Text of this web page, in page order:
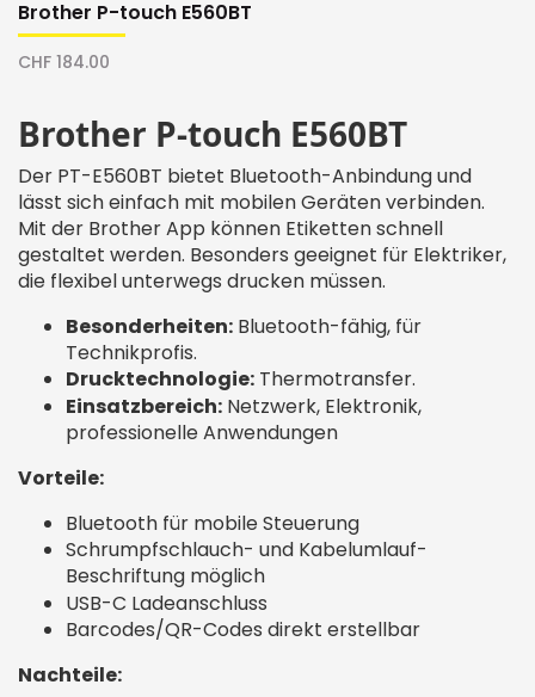
Brother P-touch E560BT
CHF 184.00
Brother P-touch E560BT
Der PT-E560BT bietet Bluetooth-Anbindung und
lässt sich einfach mit mobilen Geräten verbinden.
Mit der Brother App können Etiketten schnell
gestaltet werden. Besonders geeignet für Elektriker,
die flexibel unterwegs drucken müssen.
Besonderheiten: Bluetooth-fähig, für
Technikprofis.
Drucktechnologie: Thermotransfer.
Einsatzbereich: Netzwerk, Elektronik,
professionelle Anwendungen
Vorteile:
Bluetooth für mobile Steuerung
Schrumpfschlauch- und Kabelumlauf-
Beschriftung möglich
USB-C Ladeanschluss
Barcodes/QR-Codes direkt erstellbar
Nachteile: